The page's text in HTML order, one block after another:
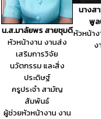
น.ส.มาลัยพร สายชุมดี
หัวหน้างาน งานส่ง
เสริมการวิจัย
นวัตกรรม และสิ่ง
ประดิษฐ์
ครูประจำ สามัญ
สัมพันธ์
ผู้ช่วยหัวหน้างาน งาน
นางส
พูล
หัวหน้า
ง